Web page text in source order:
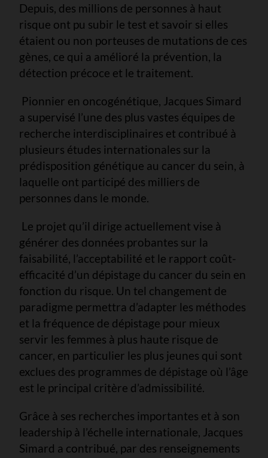
Depuis, des millions de personnes à haut
risque ont pu subir le test et savoir si elles
étaient ou non porteuses de mutations de ces
gènes, ce qui a amélioré la prévention, la
détection précoce et le traitement.
Pionnier en oncogénétique, Jacques Simard
a supervisé l’une des plus vastes équipes de
recherche interdisciplinaires et contribué à
plusieurs études internationales sur la
prédisposition génétique au cancer du sein, à
laquelle ont participé des milliers de
personnes dans le monde.
Le projet qu’il dirige actuellement vise à
générer des données probantes sur la
faisabilité, l’acceptabilité et le rapport coût-
efficacité d’un dépistage du cancer du sein en
fonction du risque. Un tel changement de
paradigme permettra d’adapter les méthodes
et la fréquence de dépistage pour mieux
servir les femmes à plus haute risque de
cancer, en particulier les plus jeunes qui sont
exclues des programmes de dépistage où l’âge
est le principal critère d’admissibilité.
Grâce à ses recherches importantes et à son
leadership à l’échelle internationale, Jacques
Simard a contribué, par des renseignements